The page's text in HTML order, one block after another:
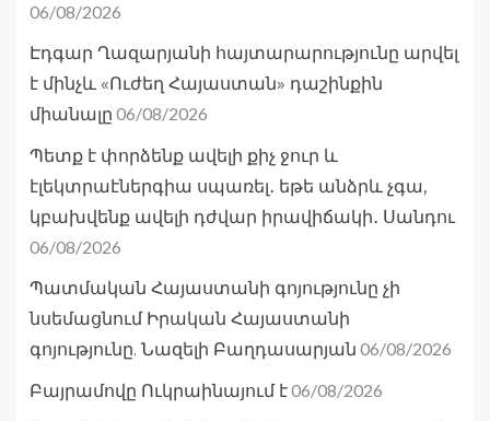
06/08/2026
Էդգար Ղազարյանի հայտարարությունը արվել
է մինչև «Ուժեղ Հայաստան» դաշինքին
միանալը 06/08/2026
Պետք է փորձենք ավելի քիչ ջուր և
էլեկտրաէներգիա սպառել․ եթե անձրև չգա,
կբախվենք ավելի դժվար իրավիճակի․ Սանդու
06/08/2026
Պատմական Հայաստանի գոյությունը չի
նսեմացնում Իրական Հայաստանի
գոյությունը. Նազելի Բաղդասարյան 06/08/2026
Բայրամովը Ուկրաինայում է06/08/2026